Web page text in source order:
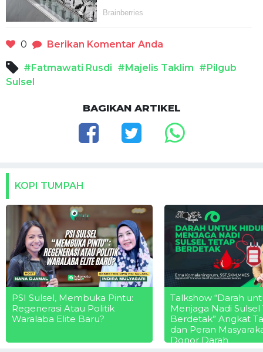
0 Berikan Komentar Anda
#Fatmawati Rusdi #Majelis Taklim #Pilgub
Sulsel
BAGIKAN ARTIKEL
KOPI TUMPAH
PSI Sulsel, Membuka Pintu:
Regenerasi Atau Politik
Waralaba Elite Baru?
Talkshow “Darah
Menjaga Nadi Sulsel
Berdetak” Angkat
dan Peran
Donor Darah